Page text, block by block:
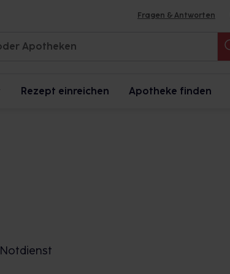
Fragen & Antworten
Rezept einreichen Apotheke finden
Notdienst